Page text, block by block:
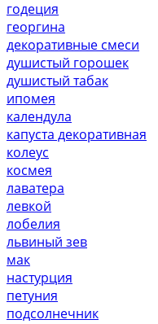
годеция
георгина
декоративные смеси
душистый горошек
душистый табак
ипомея
календула
капуста декоративная
колеус
космея
лаватера
левкой
лобелия
львиный зев
мак
настурция
петуния
подсолнечник